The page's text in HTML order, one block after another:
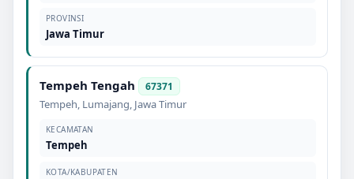
PROVINSI
Jawa Timur
Tempeh Tengah 67371
Tempeh, Lumajang, Jawa Timur
KECAMATAN
Tempeh
KOTA/KABUPATEN